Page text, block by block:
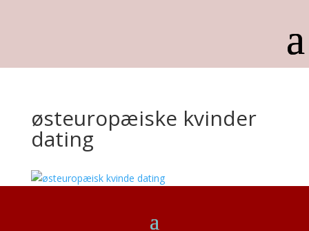
østeuropæiske kvinder
dating